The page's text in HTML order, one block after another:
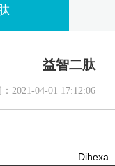
益智二肽
2021-04-01 17:12:06
Dihexa